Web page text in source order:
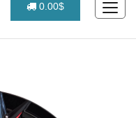
0.00$